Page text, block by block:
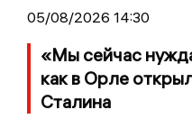
05/08/2026 14:30
«Мы сейчас
как в Орле
Сталина